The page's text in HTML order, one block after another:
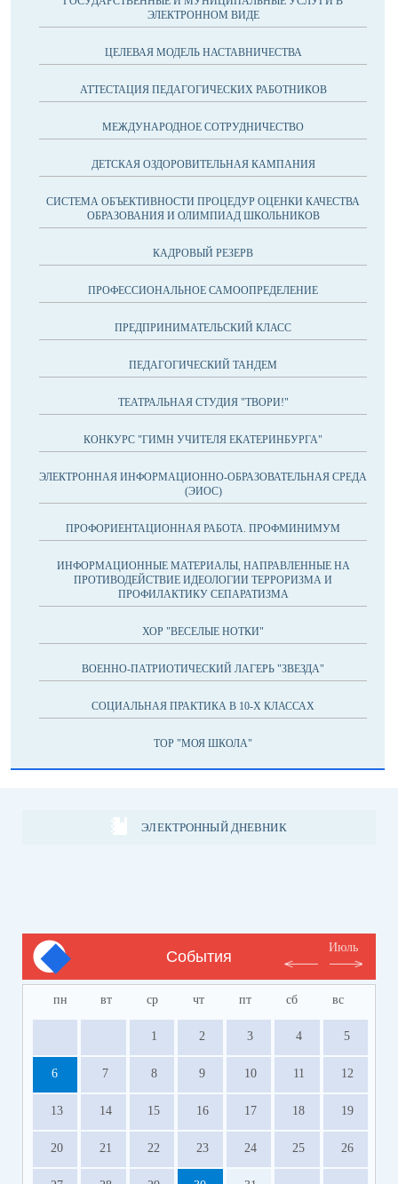
ЭЛЕКТРОННОМ ВИДЕ
ЦЕЛЕВАЯ МОДЕЛЬ НАСТАВНИЧЕСТВА
АТТЕСТАЦИЯ ПЕДАГОГИЧЕСКИХ РАБОТНИКОВ
МЕЖДУНАРОДНОЕ СОТРУДНИЧЕСТВО
ДЕТСКАЯ ОЗДОРОВИТЕЛЬНАЯ КАМПАНИЯ
CИСТЕМА ОБЪЕКТИВНОСТИ ПРОЦЕДУР ОЦЕНКИ КАЧЕСТВА
ОБРАЗОВАНИЯ И ОЛИМПИАД ШКОЛЬНИКОВ
КАДРОВЫЙ РЕЗЕРВ
ПРОФЕССИОНАЛЬНОЕ САМООПРЕДЕЛЕНИЕ
ПРЕДПРИНИМАТЕЛЬСКИЙ КЛАСС
ПЕДАГОГИЧЕСКИЙ ТАНДЕМ
ТЕАТРАЛЬНАЯ СТУДИЯ "ТВОРИ!"
КОНКУРС "ГИМН УЧИТЕЛЯ ЕКАТЕРИНБУРГА"
ЭЛЕКТРОННАЯ ИНФОРМАЦИОННО-ОБРАЗОВАТЕЛЬНАЯ СРЕДА
(ЭИОС)
ПРОФОРИЕНТАЦИОННАЯ РАБОТА. ПРОФМИНИМУМ
ИНФОРМАЦИОННЫЕ МАТЕРИАЛЫ, НАПРАВЛЕННЫЕ НА
ПРОТИВОДЕЙСТВИЕ ИДЕОЛОГИИ ТЕРРОРИЗМА И
ПРОФИЛАКТИКУ СЕПАРАТИЗМА
ХОР "ВЕСЕЛЫЕ НОТКИ"
ВОЕННО-ПАТРИОТИЧЕСКИЙ ЛАГЕРЬ "ЗВЕЗДА"
СОЦИАЛЬНАЯ ПРАКТИКА В 10-Х КЛАССАХ
ТОР "МОЯ ШКОЛА"
ЭЛЕКТРОННЫЙ ДНЕВНИК
События
Июль
пн вт ср чт пт сб вс
1 2 3 4 5
6 7 8 9 10 11 12
13 14 15 16 17 18 19
20 21 22 23 24 25 26